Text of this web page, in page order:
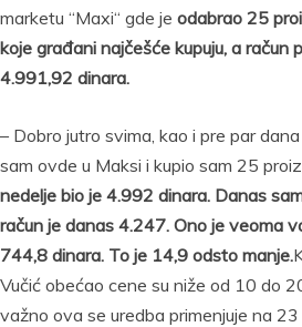
marketu “Maxi“ gde je odabrao 25
koje građani najčešće kupuju, a račun
4.991,92 dinara.
– Dobro jutro svima, kao i pre par
sam ovde u Maksi i kupio sam 25
nedelje bio je 4.992 dinara. Danas
račun je danas 4.247. Ono je veoma
744,8 dinara. To je 14,9 odsto manje.
Vučić obećao cene su niže od 10 do
važno ova se uredba primenjuje na